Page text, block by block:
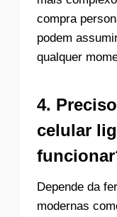
compra
podem
qualquer
4.
celular
Depende da
modernas